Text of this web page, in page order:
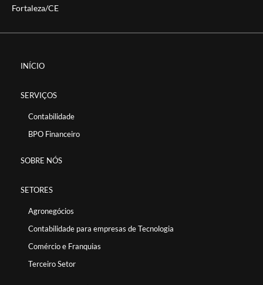
Fortaleza/CE
INÍCIO
SERVIÇOS
Contabilidade
BPO Financeiro
SOBRE NÓS
SETORES
Agronegócios
Contabilidade para empresas de Tecnologia
Comércio e Franquias
Terceiro Setor